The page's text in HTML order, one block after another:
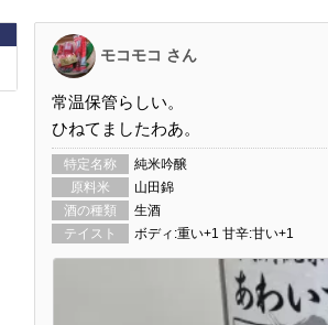
モコモコ さん
常温保管らしい。
ひねてましたわあ。
特定名称
純米吟醸
原料米
山田錦
酒の種類
生酒
テイスト
ボディ:重い+1 甘辛:甘い+1